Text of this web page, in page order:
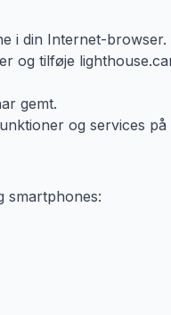
i din Internet-browser.
og tilføje
gemt.
og services på
smartphones: